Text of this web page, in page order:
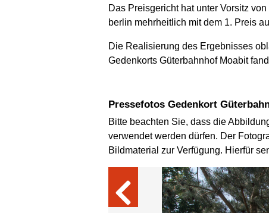
Das Preisgericht hat unter Vorsitz
berlin mehrheitlich mit dem 1. Preis
Die Realisierung des Ergebnisses
Gedenkorts Güterbahnhof Moabit
Pressefotos Gedenkort
Bitte beachten Sie, dass die
verwendet werden dürfen. Der
Bildmaterial zur Verfügung. Hierfür